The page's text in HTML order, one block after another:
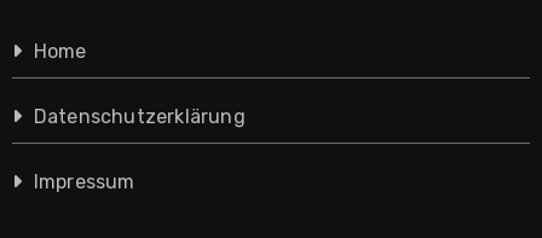
Home
Datenschutzerklärung
Impressum